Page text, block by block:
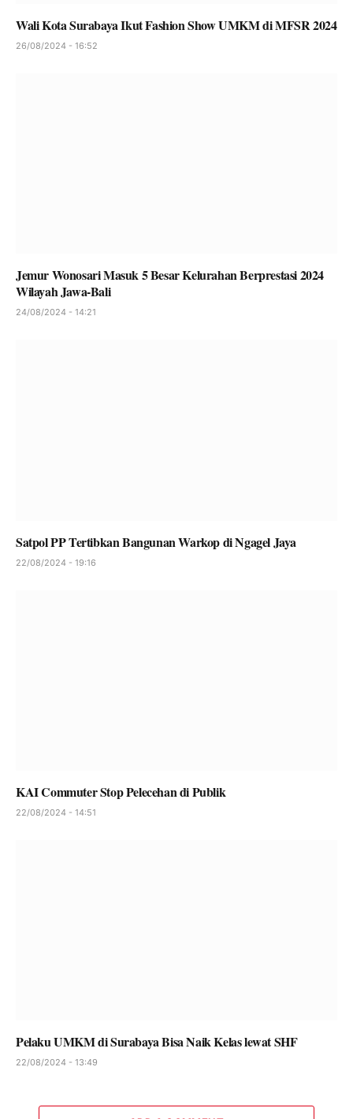
Wali Kota Surabaya Ikut Fashion Show UMKM di MFSR 2024
26/08/2024 - 16:52
Jemur Wonosari Masuk 5 Besar Kelurahan Berprestasi 2024
Wilayah Jawa-Bali
24/08/2024 - 14:21
Satpol PP Tertibkan Bangunan Warkop di Ngagel Jaya
22/08/2024 - 19:16
KAI Commuter Stop Pelecehan di Publik
22/08/2024 - 14:51
Pelaku UMKM di Surabaya Bisa Naik Kelas lewat SHF
22/08/2024 - 13:49